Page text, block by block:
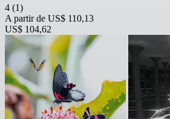
4 (1)
A partir de US$ 110,13
US$ 104,62